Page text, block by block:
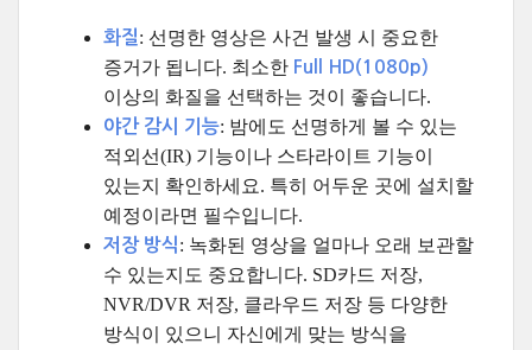
화질 : 선명한 영상은 사건 발생 시 중요한
증거가 됩니다. 최소한 Full HD(1080p)
이상의 화질을 선택하는 것이 좋습니다.
야간 감시 기능: 밤에도 선명하게 볼 수 있는
적외선(IR) 기능이나 스타라이트 기능이
있는지 확인하세요. 특히 어두운 곳에 설치할
예정이라면 필수입니다.
저장 방식 : 녹화된 영상을 얼마나 오래 보관할
수 있는지도 중요합니다. SD카드 저장,
NVR/DVR 저장, 클라우드 저장 등 다양한
방식이 있으니 자신에게 맞는 방식을